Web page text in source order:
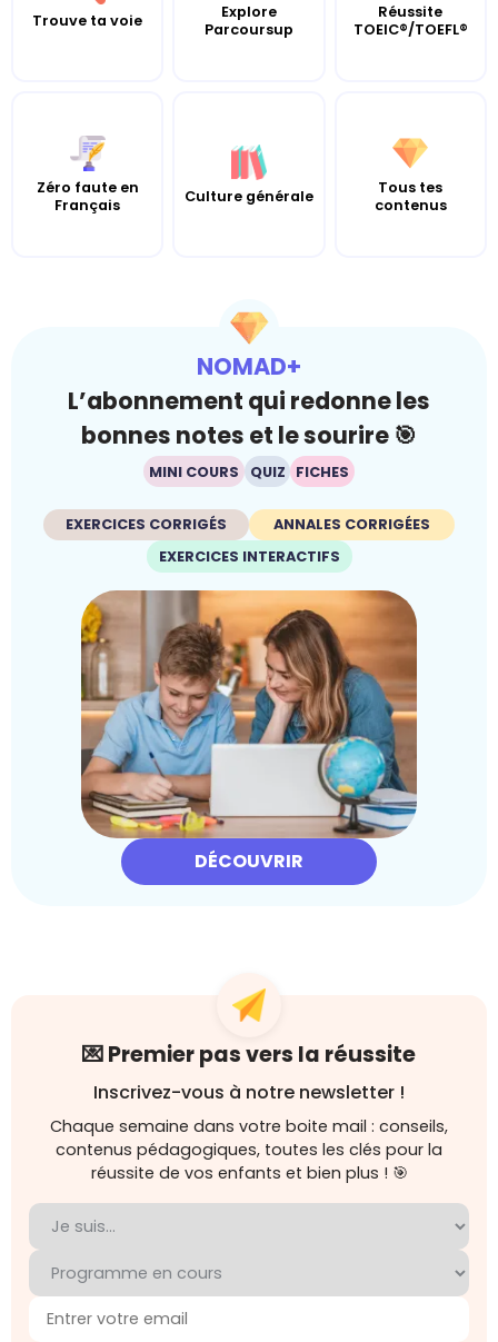
Trouve ta voie
Explore
Parcoursup
Réussite
TOEIC®/TOEFL®
Zéro faute en
Français
Culture générale
Tous tes
contenus
NOMAD+
L’abonnement qui redonne les
bonnes notes et le sourire 🎯
MINI COURS QUIZ FICHES
EXERCICES CORRIGÉS
ANNALES CORRIGÉES
EXERCICES INTERACTIFS
DÉCOUVRIR
💌 Premier pas vers la réussite
Inscrivez-vous à notre newsletter !
Chaque semaine dans votre boite mail : conseils,
contenus pédagogiques, toutes les clés pour la
réussite de vos enfants et bien plus ! 🎯